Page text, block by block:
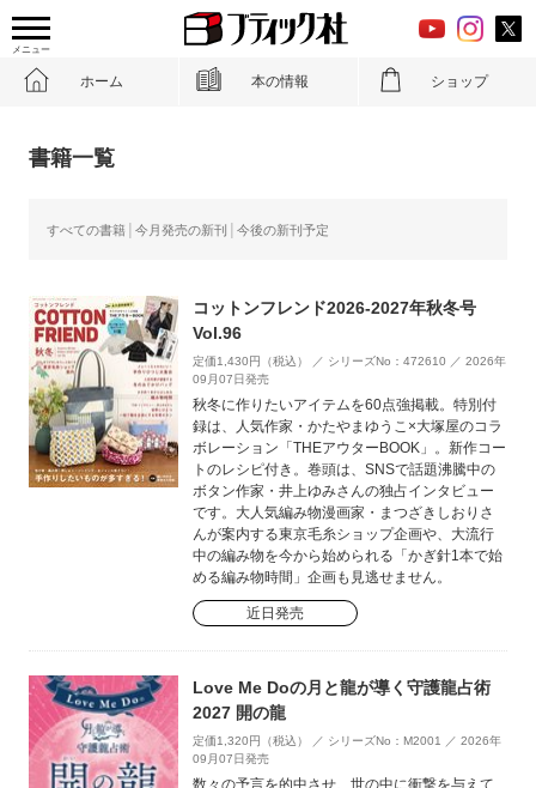
メニュー
ホーム 本の情報 ショップ
書籍一覧
すべての書籍 今月発売の新刊 今後の新刊予定
コットンフレンド2026-2027年秋冬号
Vol.96
定価1,430円（税込） ／ シリーズNo：472610 ／ 2026年
09月07日発売
秋冬に作りたいアイテムを60点強掲載。特別付
録は、人気作家・かたやまゆうこ×大塚屋のコラ
ボレーション「THEアウターBOOK」。新作コー
トのレシピ付き。巻頭は、SNSで話題沸騰中の
ボタン作家・井上ゆみさんの独占インタビュー
です。大人気編み物漫画家・まつざきしおりさ
んが案内する東京毛糸ショップ企画や、大流行
中の編み物を今から始められる「かぎ針1本で始
める編み物時間」企画も見逃せません。
近日発売
Love Me Doの月と龍が導く守護龍占術
2027 開の龍
定価1,320円（税込） ／ シリーズNo：M2001 ／ 2026年
09月07日発売
数々の予言を的中させ、世の中に衝撃を与えて